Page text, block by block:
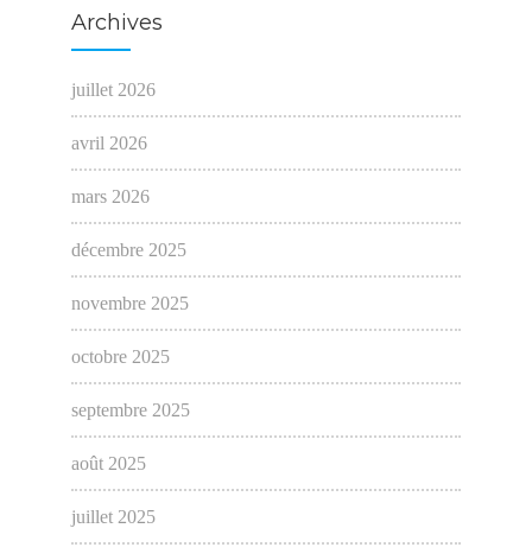
Archives
juillet 2026
avril 2026
mars 2026
décembre 2025
novembre 2025
octobre 2025
septembre 2025
août 2025
juillet 2025